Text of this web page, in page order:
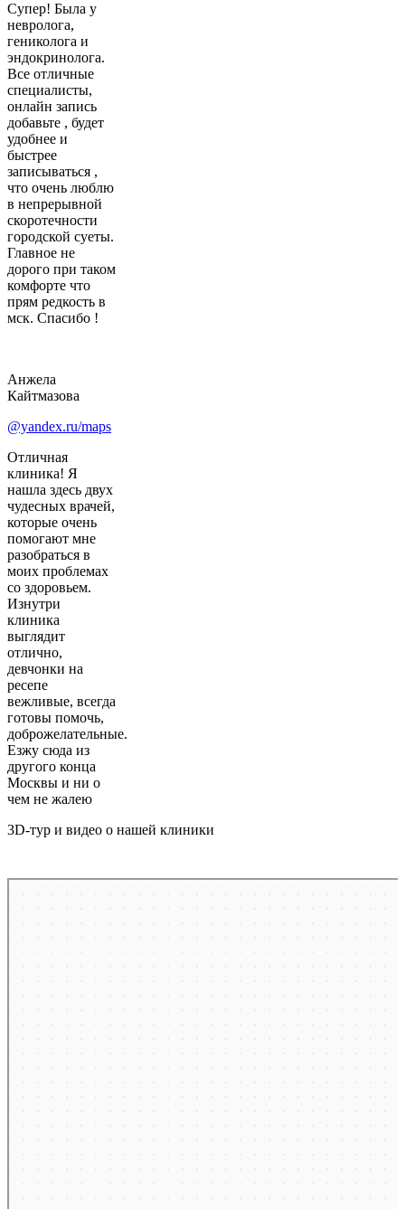
Супер! Была у
невролога,
гениколога и
эндокринолога.
Все отличные
специалисты,
онлайн запись
добавьте , будет
удобнее и
быстрее
записываться ,
что очень люблю
в непрерывной
скоротечности
городской суеты.
Главное не
дорого при таком
комфорте что
прям редкость в
мск. Спасибо !
Анжела
Кайтмазова
@yandex.ru/maps
Отличная
клиника! Я
нашла здесь двух
чудесных врачей,
которые очень
помогают мне
разобраться в
моих проблемах
со здоровьем.
Изнутри
клиника
выглядит
отлично,
девчонки на
ресепе
вежливые, всегда
готовы помочь,
доброжелательные.
Езжу сюда из
другого конца
Москвы и ни о
чем не жалею
3D-тур и видео о нашей клиники